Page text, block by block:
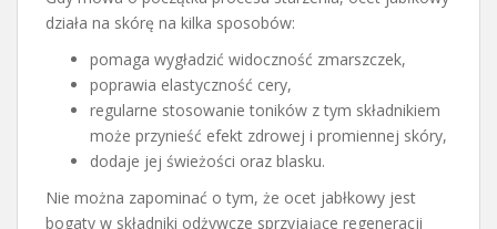
działa na skórę na kilka sposobów:
pomaga wygładzić widoczność zmarszczek,
poprawia elastyczność cery,
regularne stosowanie toników z tym składnikiem
może przynieść efekt zdrowej i promiennej skóry,
dodaje jej świeżości oraz blasku.
Nie można zapominać o tym, że ocet jabłkowy jest
bogaty w składniki odżywcze sprzyjające regeneracji